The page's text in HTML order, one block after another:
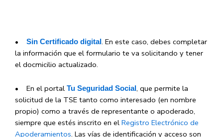
• Sin Certificado digital. En este caso, debes completar
la información que el formulario te va solicitando y tener
el docmicilio actualizado.
• En el portal Tu Seguridad Social, que permite la
solicitud de la TSE tanto como interesado (en nombre
propio) como a través de representante o apoderado,
siempre que estés inscrito en el Registro Electrónico de
Apoderamientos. Las vías de identificación y acceso son